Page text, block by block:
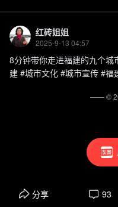
红砖姐姐
2025-9-13 04:57
8分钟带你走进福建的九个
建 #城市文化 #城市宣传 #福
分享 93
—— ©